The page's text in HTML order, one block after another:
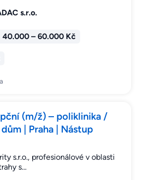
s.r.o.
40.000 – 60.000 Kč
(m/ž) – poliklinika /
| Praha | Nástup
s.r.o., profesionálové v oblasti
s…